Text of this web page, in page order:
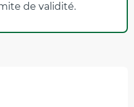
de validité.